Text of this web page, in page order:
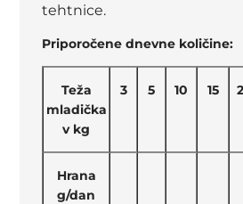
tehtnice.
Priporočene dnevne količine:
Teža
mladička
v kg
3 5 10 15
Hrana
g/dan